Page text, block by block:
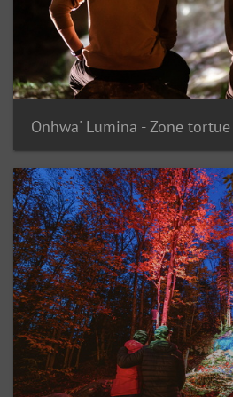
Onhwa' Lumina - Zone tortue